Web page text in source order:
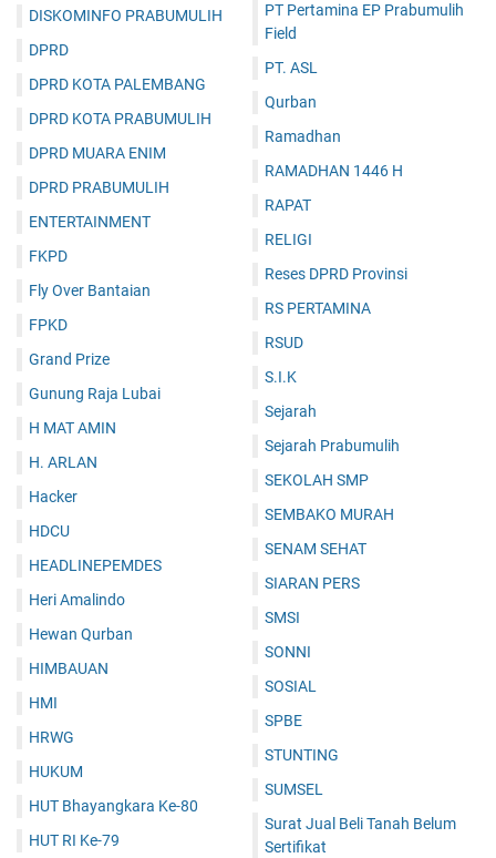
DISKOMINFO PRABUMULIH
DPRD
DPRD KOTA PALEMBANG
DPRD KOTA PRABUMULIH
DPRD MUARA ENIM
DPRD PRABUMULIH
ENTERTAINMENT
FKPD
Fly Over Bantaian
FPKD
Grand Prize
Gunung Raja Lubai
H MAT AMIN
H. ARLAN
Hacker
HDCU
HEADLINEPEMDES
Heri Amalindo
Hewan Qurban
HIMBAUAN
HMI
HRWG
HUKUM
HUT Bhayangkara Ke-80
HUT RI Ke-79
PT Pertamina EP Prabumulih
Field
PT. ASL
Qurban
Ramadhan
RAMADHAN 1446 H
RAPAT
RELIGI
Reses DPRD Provinsi
RS PERTAMINA
RSUD
S.I.K
Sejarah
Sejarah Prabumulih
SEKOLAH SMP
SEMBAKO MURAH
SENAM SEHAT
SIARAN PERS
SMSI
SONNI
SOSIAL
SPBE
STUNTING
SUMSEL
Surat Jual Beli Tanah Belum
Sertifikat